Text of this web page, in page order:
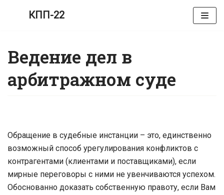
содержимому
КПП-22
Ведение дел в
арбитражном суде
Обращение в судебные инстанции – это, единственно
возможный способ урегулирования конфликтов с
контрагентами (клиентами и поставщиками), если
мирные переговоры с ними не увенчиваются успехом.
Обоснованно доказать собственную правоту, если Вам